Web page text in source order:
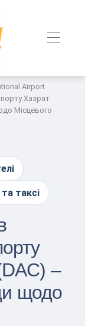
Airport
Хазрат
Місцевого
таксі
–
щодо